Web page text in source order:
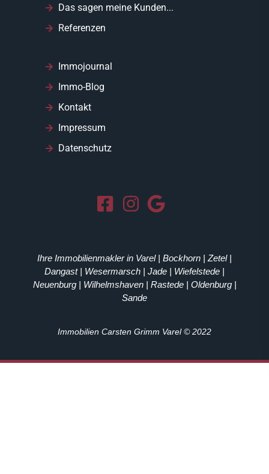
Das sagen meine Kunden...
Referenzen
Immojournal
Immo-Blog
Kontakt
Impressum
Datenschutz
Ihre Immobilienmakler in Varel | Bockhorn | Zetel |
Dangast | Wesermarsch | Jade | Wiefelstede |
Neuenburg | Wilhelmshaven | Rastede | Oldenburg |
Sande
Immobilien Carsten Grimm Varel © 2022